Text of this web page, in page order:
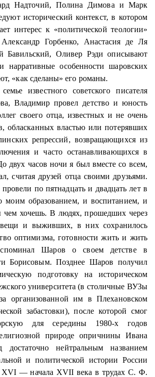
Надточий, Полина Димова и Марк
исторический контекст, в котором
интерес к «политической теологии»
Александр Горбенко, Анастасия де Ля
Бавильский, Оливер Рэди описывают
нарративные особенностишаровских
«как сделаны» его романы.
известного советского писателя
, Владимир провел детство и юность
своего отца, известных и не очень
обласканных властью или потерявших
репрессий, возвращающихся из
и часто останавливающихся в
двух часов ночи я был вместе со всем,
считая друзей отца своими друзьями.
по пятнадцать и двадцать лет в
моим образованием, и воспитанием, и
чем хочешь. В людях, прошедших через
и выживших, в них сохранилось
оптимизма, готовности жить и жить
Шаров о своем детстве в
Борисовым. Позднее Шаров получил
подготовку на историческом
университета (в столичные ВУЗы
организованной им в Плехановском
забастовки), после которой смог
для середины 1980-х годов
природе опричнины Ивана
нейтральным названием
и политической истории России
XVI — начала XVII века в трудах С. Ф.